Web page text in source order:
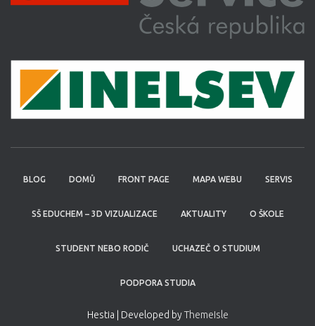
BLOG DOMŮ FRONT PAGE MAPA WEBU SERVIS
SŠ EDUCHEM – 3D VIZUALIZACE AKTUALITY O ŠKOLE
STUDENT NEBO RODIČ UCHAZEČ O STUDIUM
PODPORA STUDIA
Hestia | Developed byThemeIsle